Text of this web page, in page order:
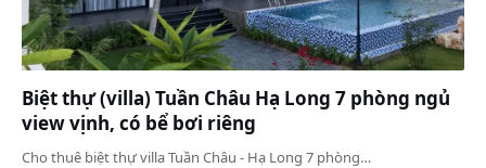
Biệt thự (villa) Tuần Châu Hạ Long 7 phòng ngủ
view vịnh, có bể bơi riêng
Cho thuê biệt thự villa Tuần Châu - Hạ Long 7 phòng…